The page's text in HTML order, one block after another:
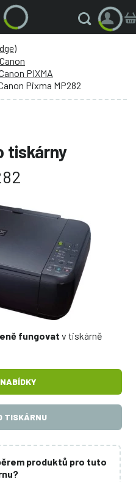
PIXMA
Pixma MP282
tiskárny
fungovat v tiskárně
TISKÁRNU
produktů pro tuto